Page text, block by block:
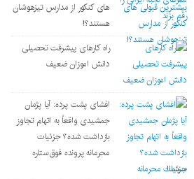
های کنکور از مدارس تیزهوشان
هستند؟!
راه کارهای پیشرفت تحصیلی
دانش اموزان ضعیف
افشای پشت پرده: آیا پژمان
جمشیدی واقعاً به اتهام تجاوز
بازداشت شده؟ جزئیات
محرمانه پرونده فوق‌ستاره
سینما!